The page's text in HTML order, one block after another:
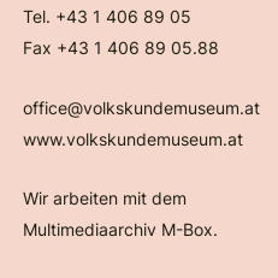
Tel. +43 1 406 89 05
Fax +43 1 406 89 05.88
office@volkskundemuseum.at
www.volkskundemuseum.at
Wir arbeiten mit dem
Multimediaarchiv M-Box.